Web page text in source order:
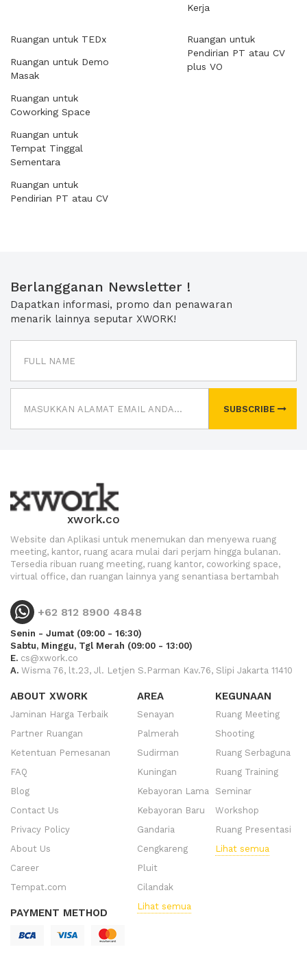
Kerja
Ruangan untuk TEDx
Ruangan untuk Demo
Masak
Ruangan untuk
Coworking Space
Ruangan untuk
Tempat Tinggal
Sementara
Ruangan untuk
Pendirian PT atau CV
Ruangan untuk
Pendirian PT atau CV
plus VO
Berlangganan Newsletter !
Dapatkan informasi, promo dan penawaran
menarik lainnya seputar XWORK!
SUBSCRIBE
xwork.co
Website dan Aplikasi untuk menemukan dan menyewa ruang
meeting, kantor, ruang acara mulai dari perjam hingga bulanan.
Tersedia ribuan ruang meeting, ruang kantor, coworking space,
virtual office, dan ruangan lainnya yang senantiasa bertambah
+62 812 8900 4848
Senin - Jumat (09:00 - 16:30)
Sabtu, Minggu, Tgl Merah (09:00 - 13:00)
E. cs@xwork.co
A. Wisma 76, lt.23, Jl. Letjen S.Parman Kav.76, Slipi Jakarta 11410
ABOUT XWORK
Jaminan Harga Terbaik
Partner Ruangan
Ketentuan Pemesanan
FAQ
Blog
Contact Us
Privacy Policy
About Us
Career
Tempat.com
PAYMENT METHOD
AREA
Senayan
Palmerah
Sudirman
Kuningan
Kebayoran Lama
Kebayoran Baru
Gandaria
Cengkareng
Pluit
Cilandak
Lihat semua
KEGUNAAN
Ruang Meeting
Shooting
Ruang Serbaguna
Ruang Training
Seminar
Workshop
Ruang Presentasi
Lihat semua